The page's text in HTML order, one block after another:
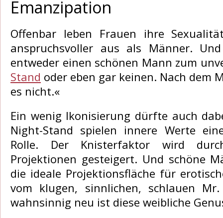
Emanzipation
Offenbar leben Frauen ihre
anspruchsvoller aus als Männer.
entweder einen schönen Mann zum
Stand oder eben gar keinen. Nach dem
es nicht.«
Ein wenig Ikonisierung dürfte auch
Night-Stand spielen innere Werte
Rolle. Der Knisterfaktor wird
Projektionen gesteigert. Und schöne
die ideale Projektionsfläche für
vom klugen, sinnlichen, schlauen
wahnsinnig neu ist diese weibliche